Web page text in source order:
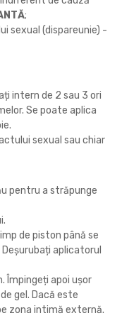
;
sexual (dispareunie) -
intern de 2 sau 3 ori
Se poate aplica
sexual sau chiar
pentru a străpunge
de piston până se
aplicatorul
Împingeți apoi ușor
gel. Dacă este
zona intimă externă.